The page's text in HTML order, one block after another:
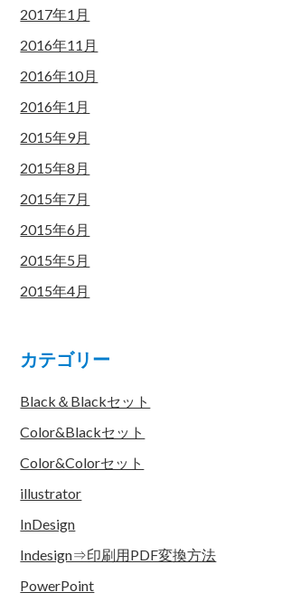
2017年1月
2016年11月
2016年10月
2016年1月
2015年9月
2015年8月
2015年7月
2015年6月
2015年5月
2015年4月
カテゴリー
Black＆Blackセット
Color&Blackセット
Color&Colorセット
illustrator
InDesign
Indesign⇒印刷用PDF変換方法
PowerPoint